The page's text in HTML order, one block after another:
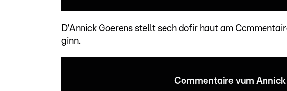
D’Annick Goerens stellt sech dofir haut am
ginn.
Commentaire vum Annick